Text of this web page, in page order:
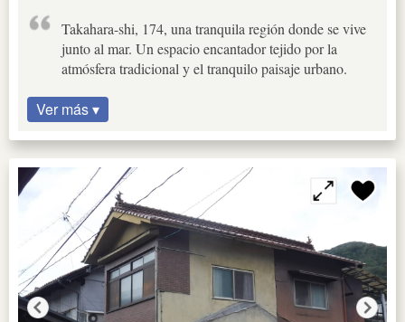
Takahara-shi, 174, una tranquila región donde se vive
junto al mar. Un espacio encantador tejido por la
atmósfera tradicional y el tranquilo paisaje urbano.
Ver más ▾